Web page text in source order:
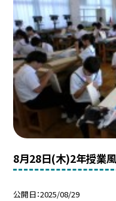
8月28日(木)2年授業
公開日 2025/08/29